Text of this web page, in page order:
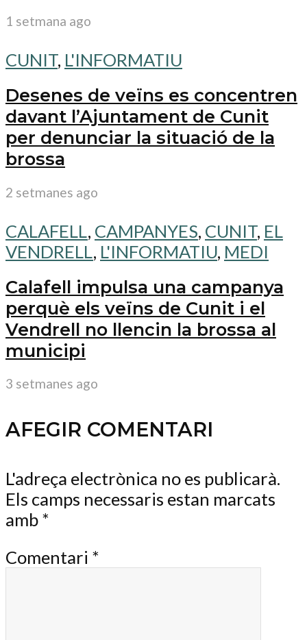
1 setmana ago
CUNIT, L'INFORMATIU
Desenes de veïns es concentren
davant l’Ajuntament de Cunit
per denunciar la situació de la
brossa
2 setmanes ago
CALAFELL , CAMPANYES, CUNIT, EL
VENDRELL , L'INFORMATIU, MEDI
Calafell impulsa una campanya
perquè els veïns de Cunit i el
Vendrell no llencin la brossa al
municipi
3 setmanes ago
AFEGIR COMENTARI
L'adreça electrònica no es publicarà.
Els camps necessaris estan marcats
amb *
Comentari *